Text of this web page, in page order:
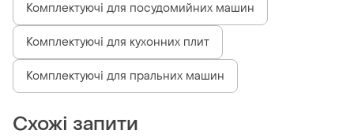
Комплектуючі для посудомийних машин
Комплектуючі для кухонних плит
Комплектуючі для пральних машин
Схожі запити